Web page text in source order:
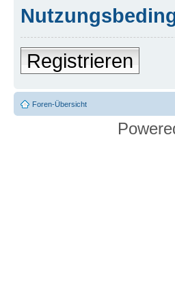
Registrieren
Foren-Übersicht